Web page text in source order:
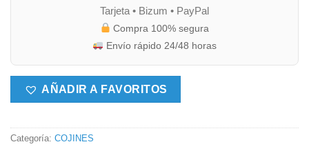
Tarjeta • Bizum • PayPal
Compra 100% segura
Envío rápido 24/48 horas
AÑADIR A FAVORITOS
Categoría: COJINES